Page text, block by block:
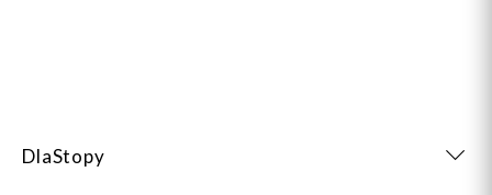
DlaStopy